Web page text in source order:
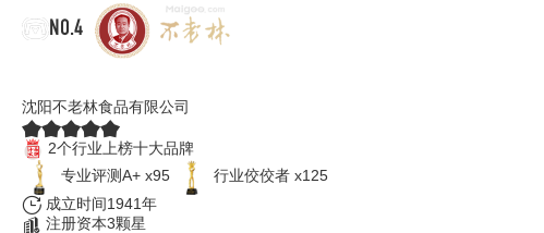
NO.4
沈阳不老林食品有限公司
2个行业上榜十大品牌
专业评测A+ x95
行业佼佼者 x125
成立时间1941年
注册资本3颗星